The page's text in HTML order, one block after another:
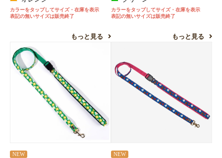
カラーをタップしてサイズ・在庫を表示
表記の無いサイズは販売終了
もっと見る
カラーをタップしてサイズ・在庫を表示
表記の無いサイズは販売終了
もっと見る
NEW NEW